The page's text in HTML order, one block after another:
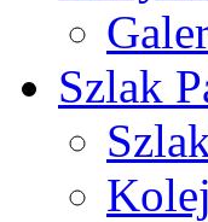
Szlak